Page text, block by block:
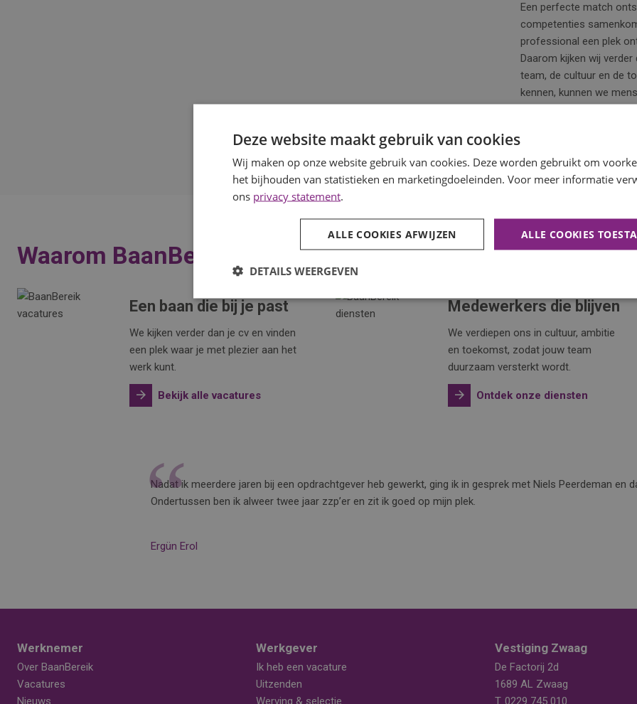
Een perfecte match
competenties
professional een plek
Daarom kijken wij
team, de cultuur en de
kennen, kunnen we
BEKIJK ALLE
Waarom BaanBereik?
Een baan die bij je past
We kijken verder dan je cv en vinden
een plek waar je met plezier aan het
werk kunt.
Bekijk alle vacatures
Medewerkers die blijven
We verdiepen ons in cultuur, ambitie
en toekomst, zodat jouw team
duurzaam versterkt wordt.
Ontdek onze diensten
Nadat ik meerdere jaren bij een opdrachtgever heb gewerkt, ging ik in gesprek met Niels Peerdeman en
Ondertussen ben ik alweer twee jaar zzp’er en zit ik goed op mijn plek.
Ergün Erol
Werknemer
Over BaanBereik
Vacatures
Nieuws
Werkgever
Ik heb een vacature
Uitzenden
Werving & selectie
Vestiging Zwaag
De Factorij 2d
1689 AL Zwaag
T. 0229 745 010
Deze website maakt gebruik van cookies
Wij maken op onze website gebruik van cookies. Deze worden gebruikt om
het bijhouden van statistieken en marketingdoeleinden. Voor meer informatie
ons privacy statement.
ALLE COOKIES
ALLE COOKIES AFWIJZEN
DETAILS WEERGEVEN